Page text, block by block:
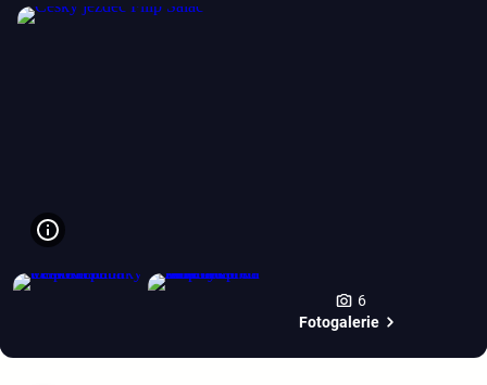
6
Fotogalerie